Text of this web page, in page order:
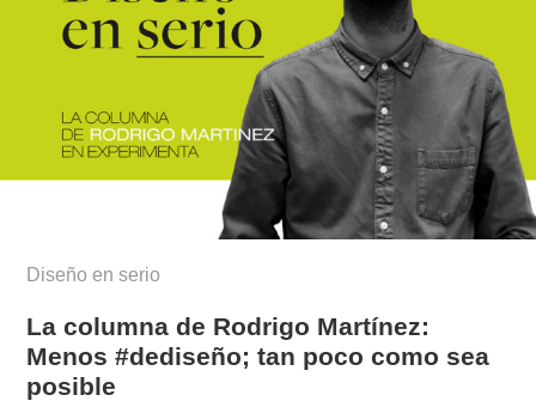
Diseño en serio
La columna de Rodrigo Martínez:
Menos #dediseño; tan poco como sea
posible